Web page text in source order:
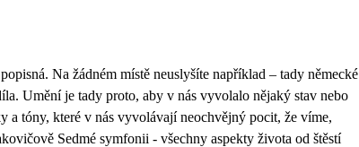
Na žádném místě neuslyšíte například – tady německé
Umění je tady proto, aby v nás vyvolalo nějaký stav nebo
tóny, které v nás vyvolávají neochvějný pocit, že víme,
Sedmé symfonii - všechny aspekty života od štěstí